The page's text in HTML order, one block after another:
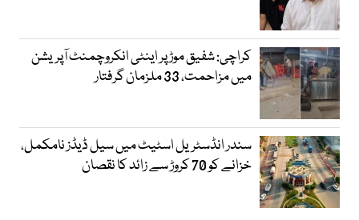
کراچی: شفیق موڑ پر اینٹی انکروچمنٹ آپریشن
میں مزاحمت، 33 ملزمان گرفتار
سندر انڈسٹریل اسٹیٹ میں سیل ڈیڈز نامکمل،
خزانے کو 70 کروڑ سے زائد کا نقصان